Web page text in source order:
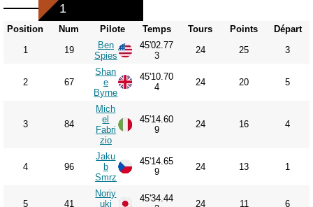
1
Position Num Pilote Temps Tours Points Départ
1 19
Ben
Spies
45'02.77
3
24 25 3
2 67
Shan
e
Byrne
45'10.70
4
24 20 5
3 84
Mich
el
Fabri
zio
45'14.60
9
24 16 4
4 96
Jaku
b
Smrz
45'14.65
9
24 13 1
5 41
Noriy
uki
45'34.44
24 11 6